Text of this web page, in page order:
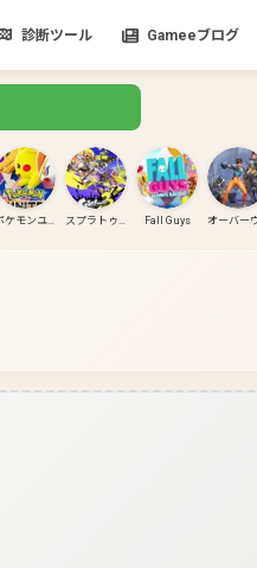
診断ツール Gameeブログ
ポケモンユナイト スプラトゥーン3 Fall Guys